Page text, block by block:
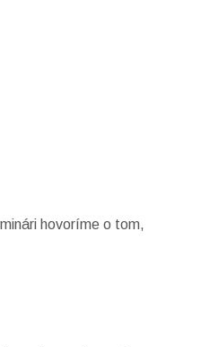
hovoríme o tom,